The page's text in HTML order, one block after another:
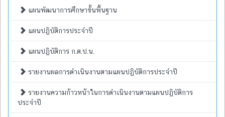
แผนพัฒนาการศึกษาขั้นพื้นฐาน
แผนปฏิบัติการประจำปี
แผนปฏิบัติการ ก.ต.ป.น.
รายงานผลการดำเนินงานตามแผนปฏิบัติการประจำปี
รายงานความก้าวหน้าในการดำเนินงานตามแผนปฏิบัติการ
ประจำปี